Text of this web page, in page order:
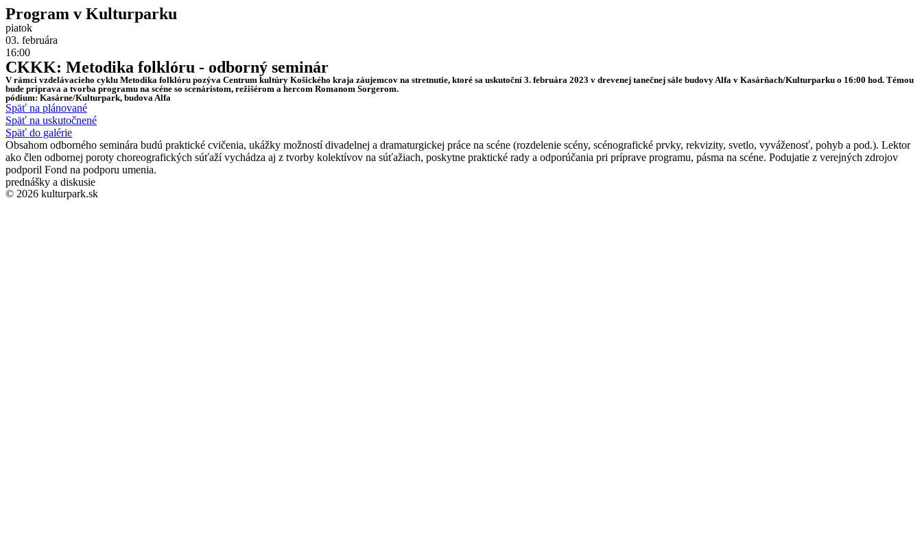
Program v Kulturparku
piatok
03. februára
16:00
CKKK: Metodika folklóru - odborný seminár
V rámci vzdelávacieho cyklu Metodika folklóru pozýva Centrum kultúry Košického kraja záujemcov na stretnutie, ktoré sa uskutoční 3. februára 2023 v drevenej tanečnej sále budovy Alfa v Kasárňach/Kulturparku o 16:00 hod. Témou
bude príprava a tvorba programu na scéne so scenáristom, režišérom a hercom Romanom Sorgerom.
pódium: Kasárne/Kulturpark, budova Alfa
Späť na plánované
Späť na uskutočnené
Späť do galérie
Obsahom odborného seminára budú praktické cvičenia, ukážky možností divadelnej a dramaturgickej práce na scéne (rozdelenie scény, scénografické prvky, rekvizity, svetlo, vyváženosť, pohyb a pod.). Lektor
ako člen odbornej poroty choreografických súťaží vychádza aj z tvorby kolektívov na súťažiach, poskytne praktické rady a odporúčania pri príprave programu, pásma na scéne. Podujatie z verejných zdrojov
podporil Fond na podporu umenia.
prednášky a diskusie
© 2026 kulturpark.sk